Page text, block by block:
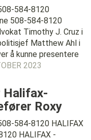
584-8120
508-584-8120
Timothy J. Cruz i
Matthew Ahl i
å kunne presentere
2023
Halifax-
Roxy
584-8120 HALIFAX
HALIFAX -